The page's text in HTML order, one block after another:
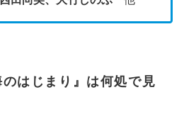
はじまり』は何処で見